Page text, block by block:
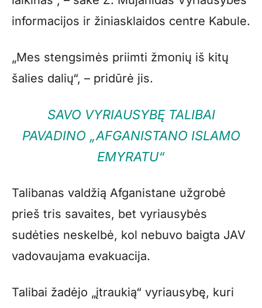
informacijos ir žiniasklaidos centre Kabule.
„Mes stengsimės priimti žmonių iš kitų
šalies dalių“, – pridūrė jis.
SAVO VYRIAUSYBĘ TALIBAI
PAVADINO „AFGANISTANO ISLAMO
EMYRATU“
Talibanas valdžią Afganistane užgrobė
prieš tris savaites, bet vyriausybės
sudėties neskelbė, kol nebuvo baigta JAV
vadovaujama evakuacija.
Talibai žadėjo „įtraukią“ vyriausybę, kuri